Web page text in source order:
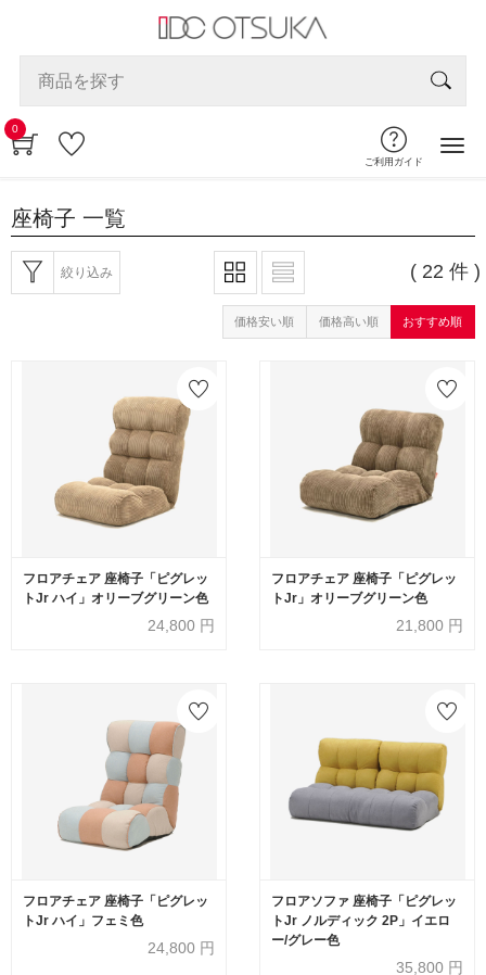
0
ご利用ガイド
座椅子 一覧
絞り込み ( 22 件 )
価格安い順 価格高い順 おすすめ順
フロアチェア 座椅子「ピグレッ
トJr ハイ」オリーブグリーン色
24,800 円
フロアチェア 座椅子「ピグレッ
トJr」オリーブグリーン色
21,800 円
フロアチェア 座椅子「ピグレッ
トJr ハイ」フェミ色
24,800 円
フロアソファ 座椅子「ピグレッ
トJr ノルディック 2P」イエロ
ー/グレー色
35,800 円